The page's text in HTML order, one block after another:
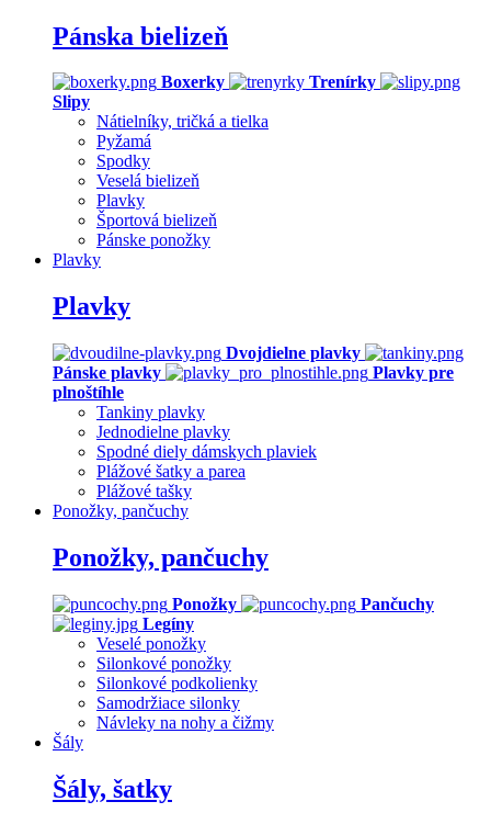
Pánska bielizeň
Boxerky
Trenírky
Slipy
Nátielníky, tričká a tielka
Pyžamá
Spodky
Veselá bielizeň
Plavky
Športová bielizeň
Pánske ponožky
Plavky
Plavky
Dvojdielne plavky
Pánske plavky
Plavky pre
plnoštíhle
Tankiny plavky
Jednodielne plavky
Spodné diely dámskych plaviek
Plážové šatky a parea
Plážové tašky
Ponožky, pančuchy
Ponožky, pančuchy
Ponožky
Pančuchy
Legíny
Veselé ponožky
Silonkové ponožky
Silonkové podkolienky
Samodržiace silonky
Návleky na nohy a čižmy
Šály
Šály, šatky